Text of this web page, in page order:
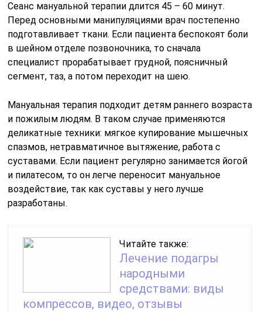
Сеанс мануальной терапии длится 45 – 60 минут.
Перед основными манипуляциями врач постепенно
подготавливает ткани. Если пациента беспокоят боли
в шейном отделе позвоночника, то сначала
специалист прорабатывает грудной, поясничный
сегмент, таз, а потом переходит на шею.
Мануальная терапия подходит детям раннего возраста
и пожилым людям. В таком случае применяются
деликатные техники: мягкое купирование мышечных
спазмов, нетравматичное вытяжение, работа с
суставами. Если пациент регулярно занимается йогой
и пилатесом, то он легче переносит мануальное
воздействие, так как суставы у него лучше
разработаны.
Читайте также:
Лечение подагры
народными
средствами: виды
компрессов, видео, отзывы